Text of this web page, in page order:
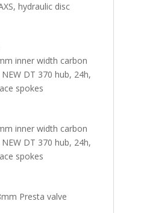
hydraulic disc
inner width carbon
DT 370 hub, 24h,
spokes
inner width carbon
DT 370 hub, 24h,
spokes
Presta valve